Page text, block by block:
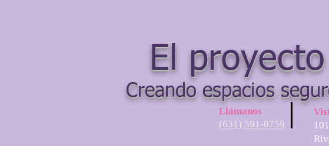
El
Creando espacios
Llámanos
(631) 591-0759